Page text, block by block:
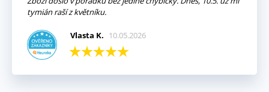
tymián raší z květníku.
Vlasta K. 10.05.2026